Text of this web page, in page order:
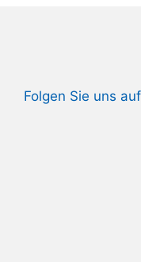
Folgen Sie uns